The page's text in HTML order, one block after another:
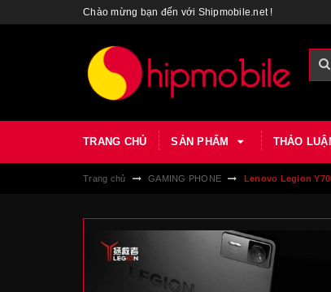
Chào mừng bạn đến với Shipmobile.net !
TRANG CHỦ SẢN PHẨM THẢO
Trang chủ GAMING PHONE Lenovo Legion